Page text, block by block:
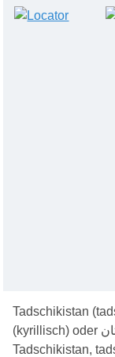
Tadschikistan
(kyrillisch) oder تاجکستان‎ (persisch); amtlich Republik
Tadschikistan,